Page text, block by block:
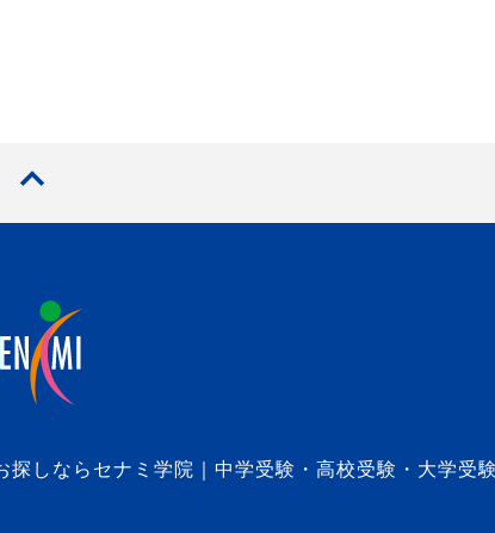
しならセナミ学院｜中学受験・高校受験・大学受